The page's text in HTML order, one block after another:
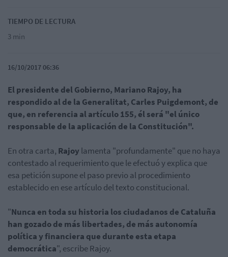
TIEMPO DE LECTURA
3 min
16/10/2017 06:36
El presidente del Gobierno, Mariano Rajoy, ha
respondido al de la Generalitat, Carles Puigdemont, de
que, en referencia al artículo 155, él será "el único
responsable de la aplicación de la Constitución".
En otra carta, Rajoylamenta "profundamente" que no haya
contestado al requerimiento que le efectuó y explica que
esa petición supone el paso previo al procedimiento
establecido en ese artículo del texto constitucional.
"Nunca en toda su historia los ciudadanos de Cataluña
han gozado de más libertades, de más autonomía
política y financiera que durante esta etapa
democrática", escribe Rajoy.